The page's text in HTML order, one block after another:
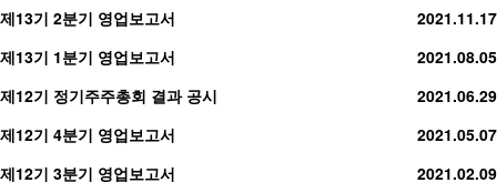
2021.11.17
제13기 2분기 영업보고서
2021.08.05
제13기 1분기 영업보고서
2021.06.29
제12기 정기주주총회 결과 공시
2021.05.07
제12기 4분기 영업보고서
2021.02.09
제12기 3분기 영업보고서